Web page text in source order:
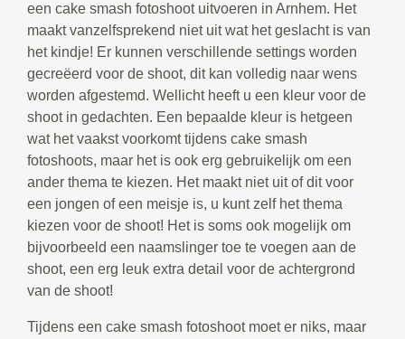
een cake smash fotoshoot uitvoeren in Arnhem. Het
maakt vanzelfsprekend niet uit wat het geslacht is van
het kindje! Er kunnen verschillende settings worden
gecreëerd voor de shoot, dit kan volledig naar wens
worden afgestemd. Wellicht heeft u een kleur voor de
shoot in gedachten. Een bepaalde kleur is hetgeen
wat het vaakst voorkomt tijdens cake smash
fotoshoots, maar het is ook erg gebruikelijk om een
ander thema te kiezen. Het maakt niet uit of dit voor
een jongen of een meisje is, u kunt zelf het thema
kiezen voor de shoot! Het is soms ook mogelijk om
bijvoorbeeld een naamslinger toe te voegen aan de
shoot, een erg leuk extra detail voor de achtergrond
van de shoot!
Tijdens een cake smash fotoshoot moet er niks, maar